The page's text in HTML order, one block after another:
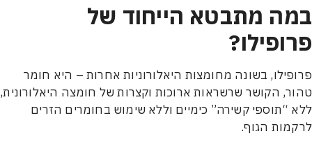
מתבטא הייחוד של
בשונה מחומצות היאלורוניות אחרות – היא חומר
הקושר שרשראות ארוכות וקצרות של חומצה היאלורונית,
קשירה” כימיים וללא שימוש בחומרים הזרים
הגוף.